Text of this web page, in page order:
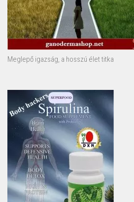
Meglepő igazság, a hosszú élet titka